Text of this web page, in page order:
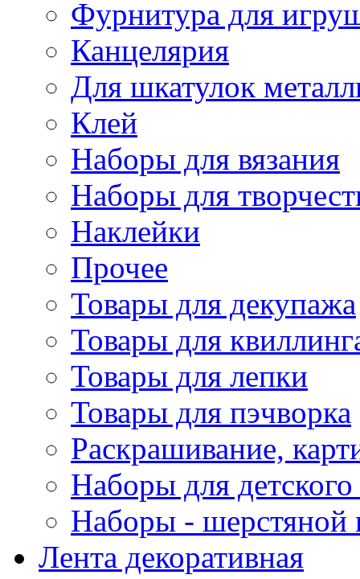
Фурнитура для
Канцелярия
Для шкатулок
Клей
Наборы для вязания
Наборы для
Наклейки
Прочее
Товары для декупажа
Товары для
Товары для лепки
Товары для пэчворка
Раскрашивание,
Наборы для
Наборы - шерстяной
Лента декоративная